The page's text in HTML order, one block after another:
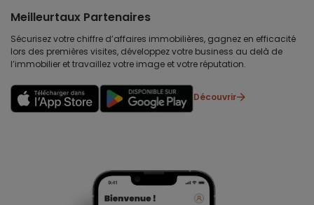
Meilleurtaux Partenaires
Sécurisez votre chiffre d’affaires immobilières, gagnez en efficacité
lors des premières visites, développez votre business au delà de
l’immobilier et travaillez votre image et votre réputation.
Découvrir